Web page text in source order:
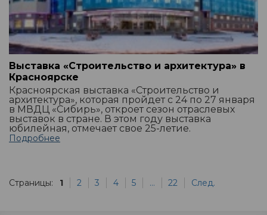
Выставка «Строительство и архитектура» в
Красноярске
Красноярская выставка «Строительство и
архитектура», которая пройдет с 24 по 27 января
в МВДЦ «Сибирь», откроет сезон отраслевых
выставок в стране. В этом году выставка
юбилейная, отмечает свое 25-летие.
Подробнее
Страницы: 1 2 3 4 5 ... 22 След.